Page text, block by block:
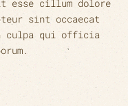
esse cillum dolore
sint occaecat
culpa qui officia